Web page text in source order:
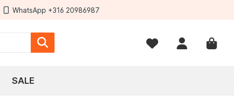
WhatsApp +316 20986987
SALE